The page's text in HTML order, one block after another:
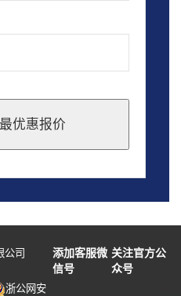
优惠报价
公司
添加客服微
信号
关注官方公
众号
浙公网安